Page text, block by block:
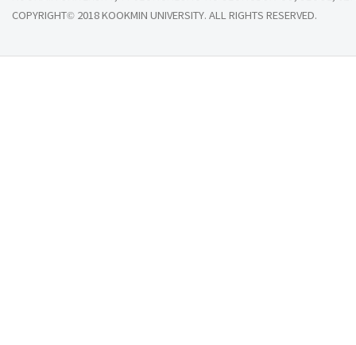
COPYRIGHT© 2018 KOOKMIN UNIVERSITY. ALL RIGHTS RESERVED.